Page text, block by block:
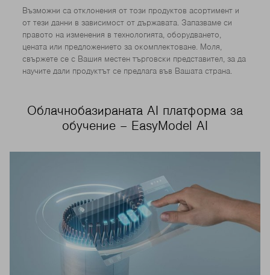
Възможни са отклонения от този продуктов асортимент и
от тези данни в зависимост от държавата. Запазваме си
правото на изменения в технологията, оборудването,
цената или предложението за окомплектоване. Моля,
свържете се с Вашия местен търговски представител, за да
научите дали продуктът се предлага във Вашата страна.
Облачнобазираната AI платформа за
обучение – EasyModel AI